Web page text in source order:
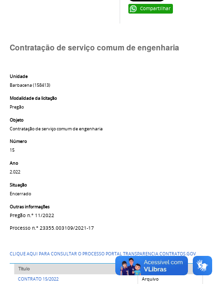
Compartilhar
Contratação de serviço comum de engenharia
Unidade
Barbacena (158413)
Modalidade da licitação
Pregão
Objeto
Contratação de serviço comum de engenharia
Número
15
Ano
2.022
Situação
Encerrado
Outras informações
Pregão n.º 11/2022
Processo n.º 23355.003109/2021-17
​CLIQUE AQUI PARA CONSULTAR O PROCESSO PORTAL TRANSPARENCIA CONTRATOS.GOV
Título
Tipo
CONTRATO 15/2022
Arquivo